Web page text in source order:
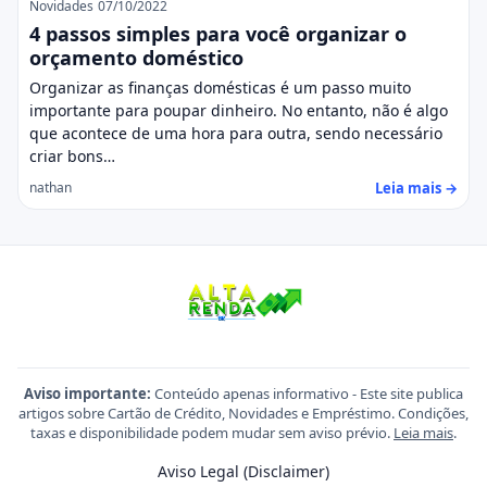
Novidades 07/10/2022
4 passos simples para você organizar o
orçamento doméstico
Organizar as finanças domésticas é um passo muito
importante para poupar dinheiro. No entanto, não é algo
que acontece de uma hora para outra, sendo necessário
criar bons…
nathan Leia mais →
Aviso importante: Conteúdo apenas informativo - Este site publica
artigos sobre Cartão de Crédito, Novidades e Empréstimo. Condições,
taxas e disponibilidade podem mudar sem aviso prévio. Leia mais.
Aviso Legal (Disclaimer)